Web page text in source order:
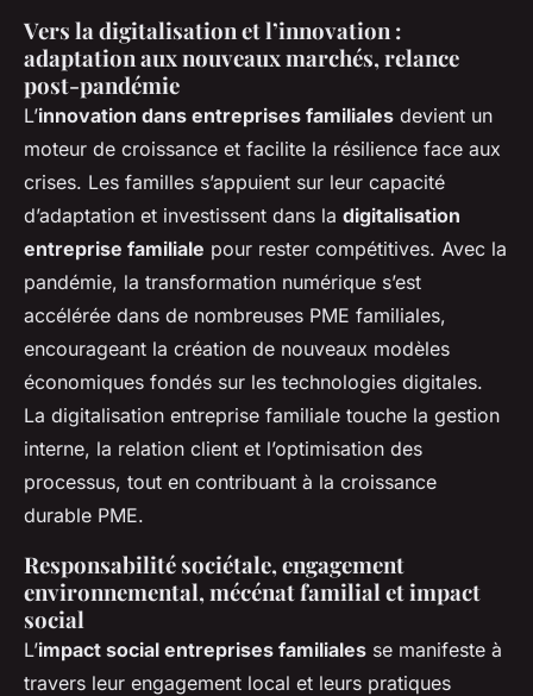
Vers la digitalisation et l’innovation :
adaptation aux nouveaux marchés, relance
post-pandémie
L’innovation dans entreprises familiales devient un
moteur de croissance et facilite la résilience face aux
crises. Les familles s’appuient sur leur capacité
d’adaptation et investissent dans la digitalisation
entreprise familiale pour rester compétitives. Avec la
pandémie, la transformation numérique s’est
accélérée dans de nombreuses PME familiales,
encourageant la création de nouveaux modèles
économiques fondés sur les technologies digitales.
La digitalisation entreprise familiale touche la gestion
interne, la relation client et l’optimisation des
processus, tout en contribuant à la croissance
durable PME.
Responsabilité sociétale, engagement
environnemental, mécénat familial et impact
social
L’impact social entreprises familiales se manifeste à
travers leur engagement local et leurs pratiques